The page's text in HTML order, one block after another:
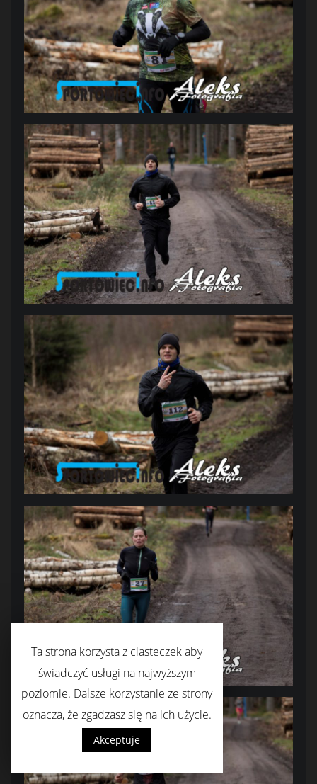
Ta strona korzysta z ciasteczek aby
świadczyć usługi na najwyższym
poziomie. Dalsze korzystanie ze strony
oznacza, że zgadzasz się na ich użycie.
Akceptuje